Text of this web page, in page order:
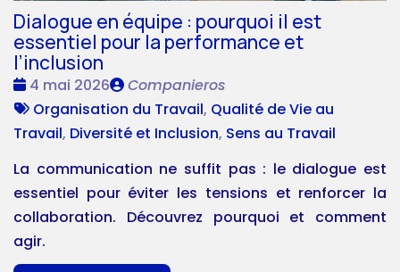
Dialogue en équipe : pourquoi il est
essentiel pour la performance et
l’inclusion
Date
:
4 mai 2026
Publié
par
Companieros
Tags
:
Organisation du Travail, Qualité de Vie au
Travail, Diversité et Inclusion, Sens au Travail
La communication ne suffit pas : le dialogue est
essentiel pour éviter les tensions et renforcer la
collaboration. Découvrez pourquoi et comment
agir.